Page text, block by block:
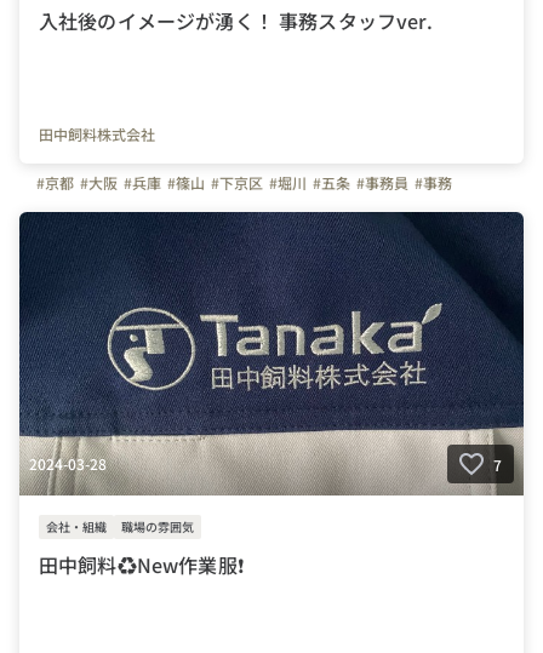
入社後のイメージが湧く！ 事務スタッフver.
田中飼料株式会社
#京都 #大阪 #兵庫 #篠山 #下京区 #堀川 #五条 #事務員 #事務
2024-03-28 7
会社・組織 職場の雰囲気
田中飼料♻️New作業服❗️